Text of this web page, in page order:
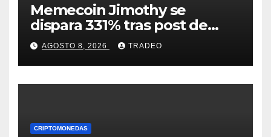
Memecoin Jimothy se
dispara 331% tras post de
Elon Musk sobre un
mapache
AGOSTO 8, 2026 TRADEO
CRIPTOMONEDAS